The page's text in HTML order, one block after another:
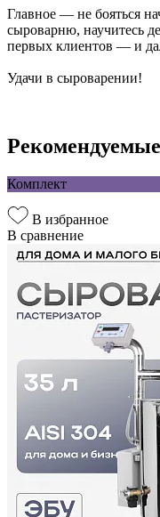
Главное — не бояться
сыроварню, научитесь
первых клиентов — и
Удачи в сыроварении!
Комплект
В избранное
В сравнение